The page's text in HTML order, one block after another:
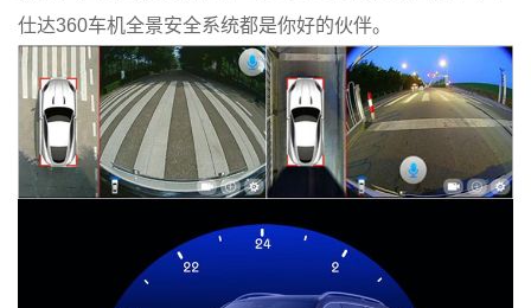
仕达360车机全景安全系统都是你好的伙伴。